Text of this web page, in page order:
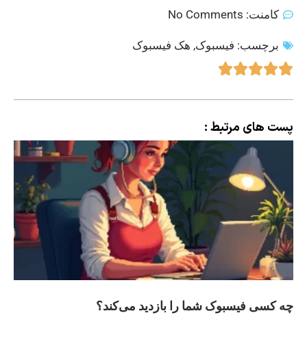
کامنت:
برچسب: فیسبوک, هک فیسبوک
پست های مرتبط :
چه کسی فیسبوک شما را بازدید می‌کند؟